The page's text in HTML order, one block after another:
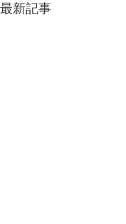
最新記事